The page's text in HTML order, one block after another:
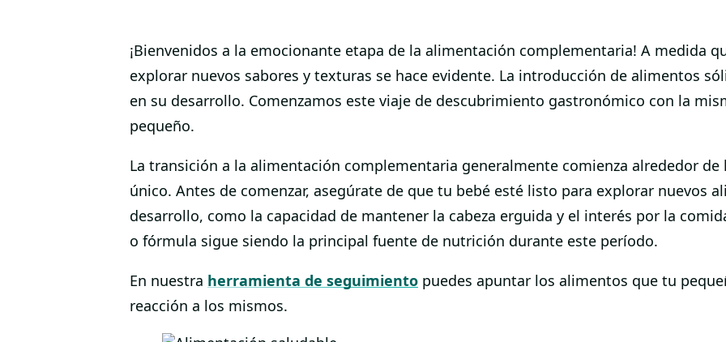
¡Bienvenidos a la emocionante etapa de la alimentación complementaria! A medida
explorar nuevos sabores y texturas se hace evidente. La introducción de alimentos
en su desarrollo. Comenzamos este viaje de descubrimiento gastronómico con la
pequeño.
La transición a la alimentación complementaria generalmente comienza alrededor de
único. Antes de comenzar, asegúrate de que tu bebé esté listo para explorar nuevos
desarrollo, como la capacidad de mantener la cabeza erguida y el interés por la
o fórmula sigue siendo la principal fuente de nutrición durante este período.
En nuestra herramienta de seguimiento puedes apuntar los alimentos que tu
reacción a los mismos.